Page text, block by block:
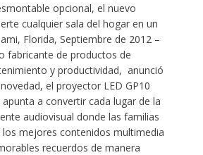
opcional, el nuevo
cualquier sala del hogar en un
Florida, Septiembre de 2012 –
fabricante de productos de
y productividad, anunció
el proyector LED GP10
a convertir cada lugar de la
audiovisual donde las familias
mejores contenidos multimedia
recuerdos de manera